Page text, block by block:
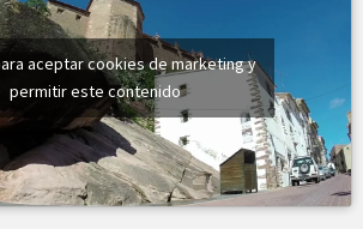
aceptar cookies de marketing y
permitir este contenido